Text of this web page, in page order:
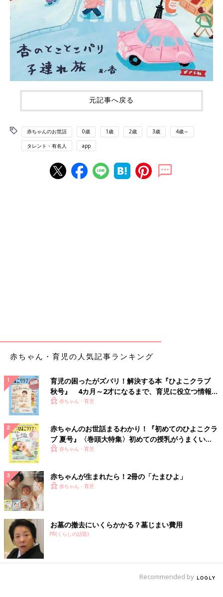
元記事へ戻る
赤ちゃんのお世話 0歳 1歳 2歳 3歳 4歳～
タレント・有名人 app
赤ちゃん・育児の人気記事ランキング
育児の困ったがズバリ！解決する本『ひよこクラブ
秋号』 4カ月～2才になるまで、育児に役立つ情報が
いっぱい！
赤ちゃん・育児
赤ちゃんのお世話まるわかり！『初めてのひよこクラ
ブ 夏号』〈巻頭大特集〉初めての授乳がうまくい
く！ おっぱい・ミルクの基本と夏のトラブル 解決テ
赤ちゃん・育児
赤ちゃんが生まれたら！2冊の「たまひよ」
赤ちゃん・育児
お墓の撤去にいくらかかる？墓じまい費用
PR(くらしの話題)
Recommended by